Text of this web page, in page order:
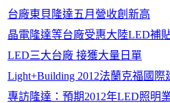
台廠東貝隆達五月營收創新高
晶電隆達等台廠受惠大陸LED補
LED三大台廠 接獲大量日單
Light+Building 2012法蘭克福國
專訪隆達：預期2012年LED照明